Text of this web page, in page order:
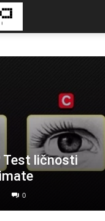
Test ličnosti
0